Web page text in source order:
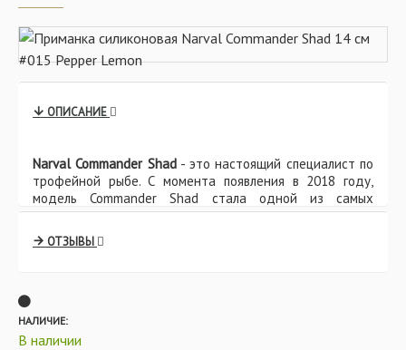
ОПИСАНИЕ
Narval Commander Shad- это настоящий специалист по
трофейной рыбе. С момента появления в 2018 году,
модель Commander Shad стала одной из самых
популярных. При кажущейся простоте, этот виброхвост
весьма непрост и обладает целым рядом
особенностей. Приманка выполнена из мягкого, но очень
размеров, во время проводки не только машет из
стороны в сторону, но и подкручивается вокруг своей
ОТЗЫВЫ
НАЛИЧИЕ:
В наличии